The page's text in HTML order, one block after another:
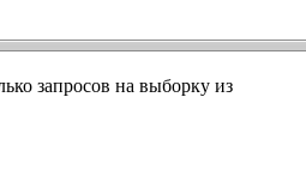
запросов на выборку из